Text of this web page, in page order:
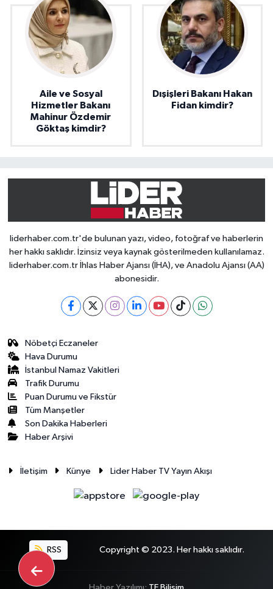
Aile ve Sosyal
Hizmetler Bakanı
Mahinur Özdemir
Göktaş kimdir?
Dışişleri Bakanı Hakan
Fidan kimdir?
liderhaber.com.tr'de bulunan yazı, video, fotoğraf ve haberlerin
her hakkı saklıdır. İzinsiz veya kaynak gösterilmeden kullanılamaz.
liderhaber.com.tr İhlas Haber Ajansı (İHA), ve Anadolu Ajansı (AA)
abonesidir.
Nöbetçi Eczaneler
Hava Durumu
İstanbul Namaz Vakitleri
Trafik Durumu
Puan Durumu ve Fikstür
Tüm Manşetler
Son Dakika Haberleri
Haber Arşivi
İletişim Künye Lider Haber TV Yayın Akışı
RSS Copyright © 2023. Her hakkı saklıdır.